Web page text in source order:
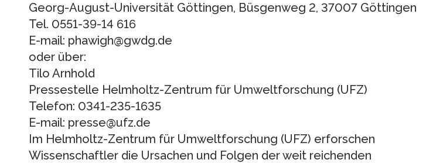
Georg-August-Universität Göttingen, Büsgenweg 2, 37007 Göttingen
Tel. 0551-39-14 616
E-mail: phawigh@gwdg.de
oder über:
Tilo Arnhold
Pressestelle Helmholtz-Zentrum für Umweltforschung (UFZ)
Telefon: 0341-235-1635
E-mail: presse@ufz.de
Im Helmholtz-Zentrum für Umweltforschung (UFZ) erforschen
Wissenschaftler die Ursachen und Folgen der weit reichenden